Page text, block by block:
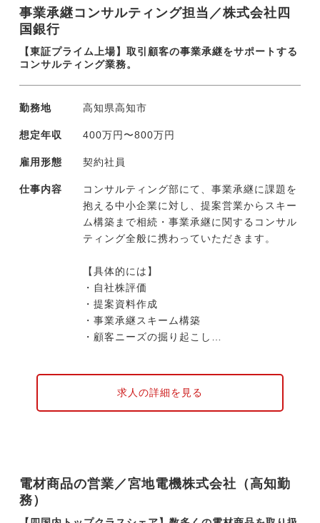
事業承継コンサルティング担当／株式会社四
国銀行
【東証プライム上場】取引顧客の事業承継をサポートする
コンサルティング業務。
勤務地 高知県高知市
想定年収 400万円〜800万円
雇用形態 契約社員
仕事内容
コンサルティング部にて、事業承継に課題を
抱える中小企業に対し、提案営業からスキー
ム構築まで相続・事業承継に関するコンサル
ティング全般に携わっていただきます。
【具体的には】
・自社株評価
・提案資料作成
・事業承継スキーム構築
・顧客ニーズの掘り起こし
求人の詳細を見る
電材商品の営業／宮地電機株式会社（高知勤
務）